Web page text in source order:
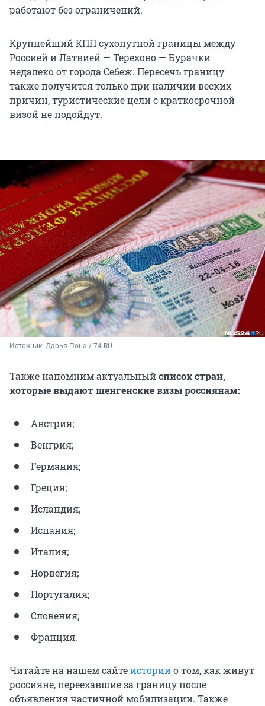
работают без ограничений.
Крупнейший КПП сухопутной границы между
Россией и Латвией — Терехово — Бурачки
недалеко от города Себеж. Пересечь границу
также получится только при наличии веских
причин, туристические цели с краткосрочной
визой не подойдут.
Источник: Дарья Пона / 74.RU
Также напомним актуальныйсписок стран,
которые выдают шенгенские визы россиянам:
Австрия;
Венгрия;
Германия;
Греция;
Исландия;
Испания;
Италия;
Норвегия;
Португалия;
Словения;
Франция.
Читайте на нашем сайтеисториио том, как живут
россияне, переехавшие за границу после
объявления частичной мобилизации. Также